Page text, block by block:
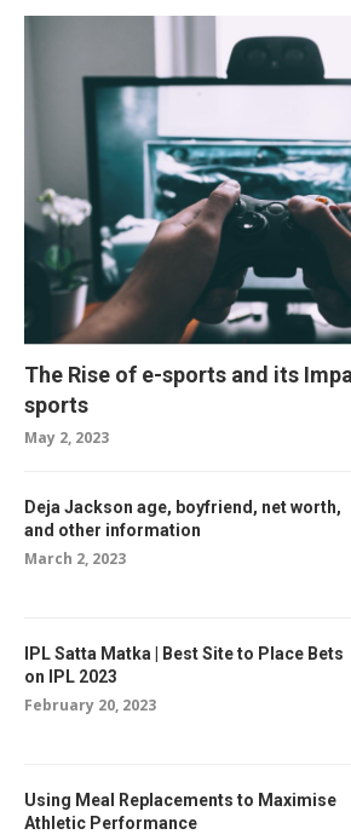
The Rise of e-sports and its
sports
May 2, 2023
Deja Jackson age, boyfriend, net worth,
and other information
March 2, 2023
IPL Satta Matka | Best Site to Place Bets
on IPL 2023
February 20, 2023
Using Meal Replacements to Maximise
Athletic Performance